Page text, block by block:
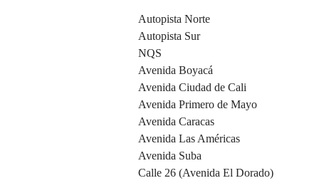
Autopista Norte
Autopista Sur
NQS
Avenida Boyacá
Avenida Ciudad de Cali
Avenida Primero de Mayo
Avenida Caracas
Avenida Las Américas
Avenida Suba
Calle 26 (Avenida El Dorado)